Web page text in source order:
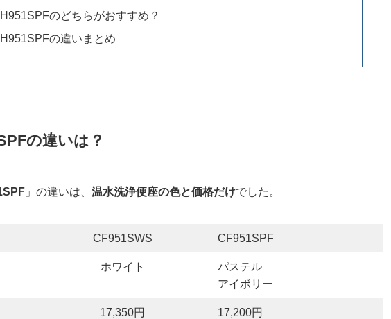
のどちらがおすすめ？
の違いまとめ
の違いは？
」の違いは、 温水洗浄便座の色と価格だけでした。
CF951SWS CF951SPF
ホワイト
パステル
アイボリー
17,350円 17,200円